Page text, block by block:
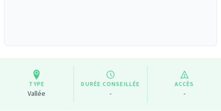
TYPE
Vallée
DURÉE CONSEILLÉE
-
ACCÈS
-